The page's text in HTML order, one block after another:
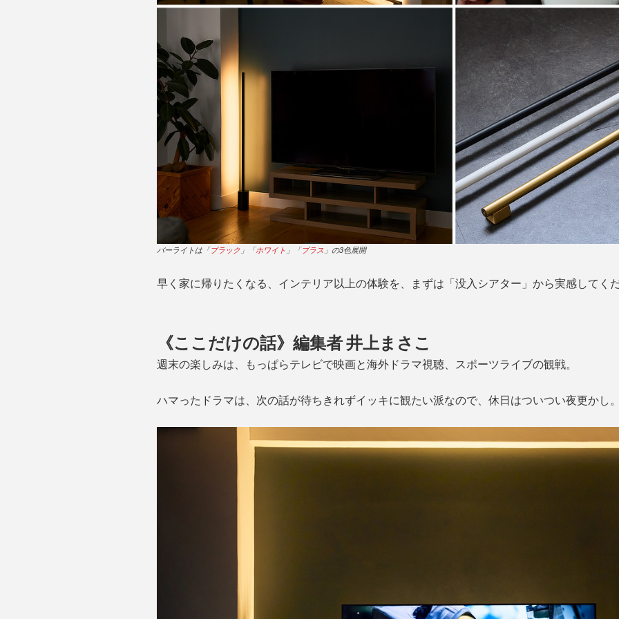
バーライトは「ブラック 」「ホワイト 」「ブラス 」の3色展開
早く家に帰りたくなる、インテリア以上の体験を、まずは「没入シアター」から実感してく
《ここだけの話》編集者 井上まさこ
週末の楽しみは、もっぱらテレビで映画と海外ドラマ視聴、スポーツライブの観戦。
ハマったドラマは、次の話が待ちきれずイッキに観たい派なので、休日はついつい夜更かし